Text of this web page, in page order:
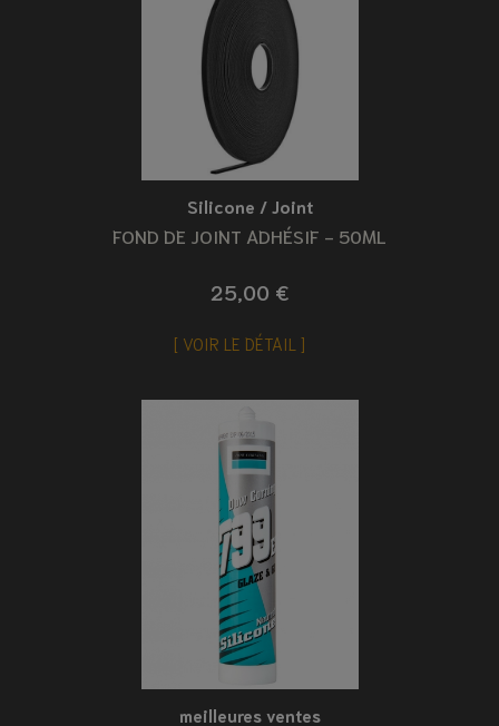
Silicone / Joint
FOND DE JOINT ADHÉSIF - 50ML
25,00 €
VOIR LE DÉTAIL
meilleures ventes